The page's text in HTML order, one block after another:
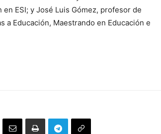
ESI; y José Luis Gómez, profesor de
a Educación, Maestrando en Educación e